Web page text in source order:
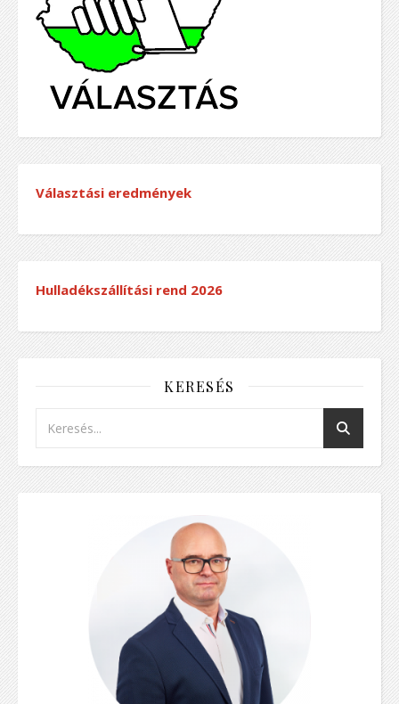
Választási eredmények
Hulladékszállítási rend 2026
KERESÉS